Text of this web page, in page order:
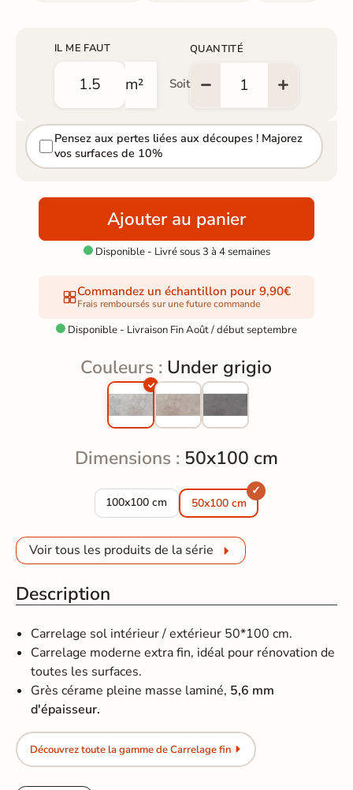
IL ME FAUT
m² Soit
QUANTITÉ
Pensez aux pertes liées aux découpes ! Majorez
vos surfaces de 10%
Ajouter au panier
Disponible - Livré sous 3 à 4 semaines
Commandez un échantillon pour 9,90€
Frais remboursés sur une future commande
 Disponible - Livraison Fin Août / début septembre
Couleurs : Under grigio
Dimensions : 50x100 cm
100x100 cm
Carrelage fin sol et mur Under grigio 100x100
50x100 cm
Voir tous les produits de la série
Description
Carrelage sol intérieur / extérieur 50*100 cm.
Carrelage moderne extra fin, idéal pour rénovation de
toutes les surfaces.
Grès cérame pleine masse laminé, 5,6 mm
d'épaisseur.
Découvrez toute la gamme de Carrelage fin